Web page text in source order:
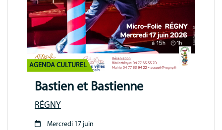
AGENDA CULTUREL
Bastien et Bastienne
RÉGNY
Mercredi 17 juin